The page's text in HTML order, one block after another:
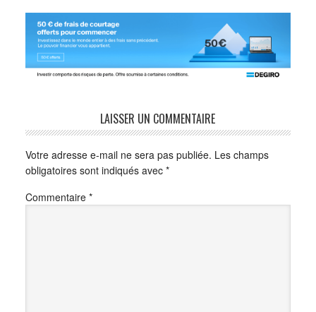
LAISSER UN COMMENTAIRE
Votre adresse e-mail ne sera pas publiée. Les champs
obligatoires sont indiqués avec *
Commentaire *